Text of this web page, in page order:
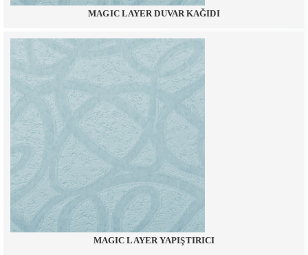
MAGIC LAYER DUVAR KAĞIDI
MAGIC LAYER YAPIŞTIRICI